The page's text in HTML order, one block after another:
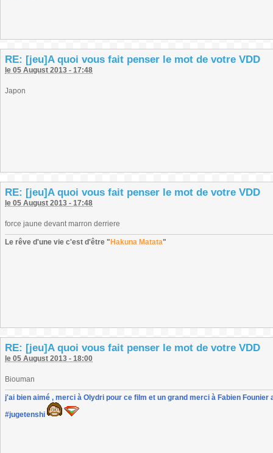
RE: [jeu]A quoi vous fait penser le mot de votre VDD
le 05 August 2013 - 17:48
Japon
RE: [jeu]A quoi vous fait penser le mot de votre VDD
le 05 August 2013 - 17:48
force jaune devant marron derriere
Le rêve d'une vie c'est d'être " Hakuna Matata"
RE: [jeu]A quoi vous fait penser le mot de votre VDD
le 05 August 2013 - 18:00
Biouman
j'ai bien aimé , merci à Olydri pour ce film et un grand merci à Fabien
#jugetenshi